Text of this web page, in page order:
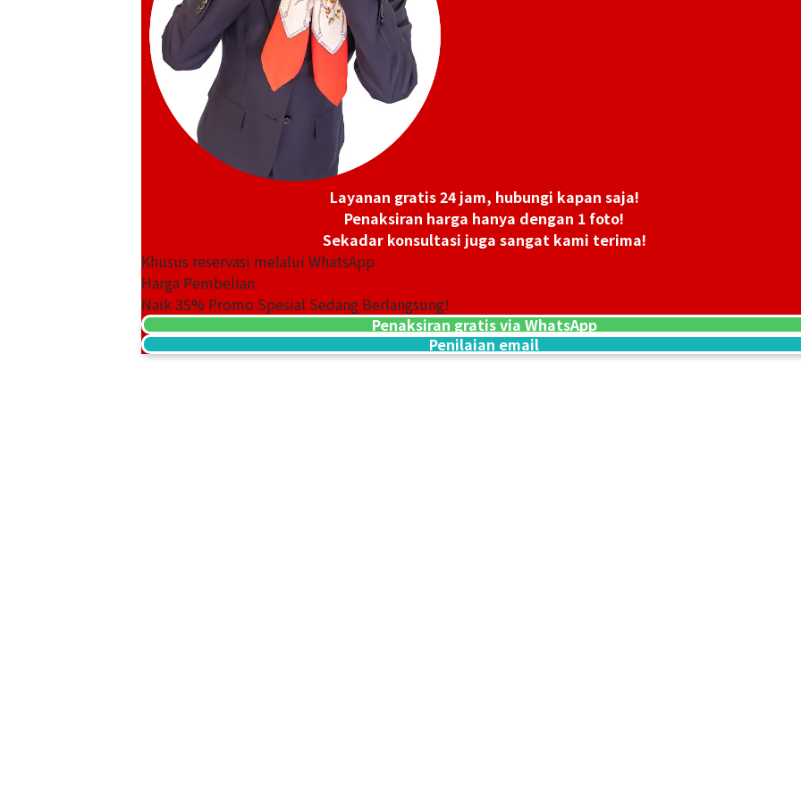
Hermes Constance 23 Vaux Swift x Dobris R stampLayanan gratis 24 jam, hubungi kapan saja!
Penaksiran harga hanya dengan 1 foto!
Sekadar konsultasi juga sangat kami terima!
Khusus reservasi melalui WhatsApp
Harga Pembelian
Naik35% Promo Spesial Sedang Berlangsung!
Penaksiran gratis via WhatsApp
Penilaian email